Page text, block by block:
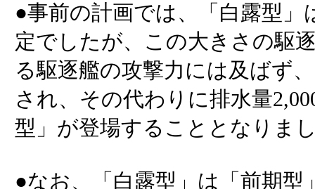
●事前の計画では、「白露型」
定でしたが、この大きさの駆
る駆逐艦の攻撃力には及ばず
され、その代わりに排水量
型」が登場することとなりま
●なお、「白露型」は「前期型